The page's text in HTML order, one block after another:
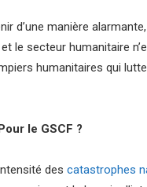
d’une manière
le secteur humanitaire
humanitaires qui
le GSCF ?
des catastrophes